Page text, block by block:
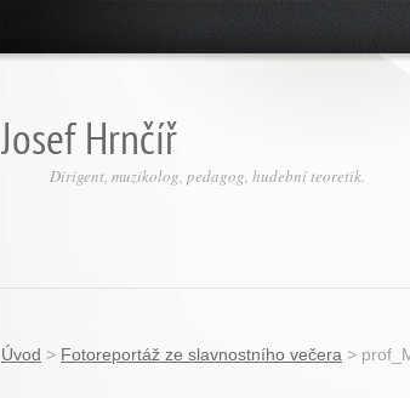
Josef Hrnčíř
Dirigent, muzikolog, pedagog, hudební teoretik.
Úvod > Fotoreportáž ze slavnostního večera >